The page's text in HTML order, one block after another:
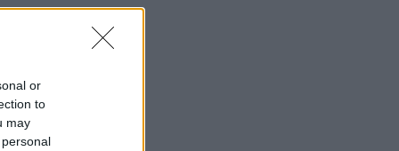
or
to
may